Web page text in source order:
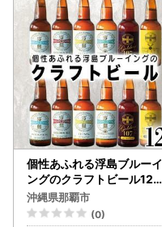
個性あふれる浮島ブルーイ
ングのクラフトビール12
本セット｜クラフトビール
ビール お酒 沖縄 那覇
沖縄県那覇市
(0)